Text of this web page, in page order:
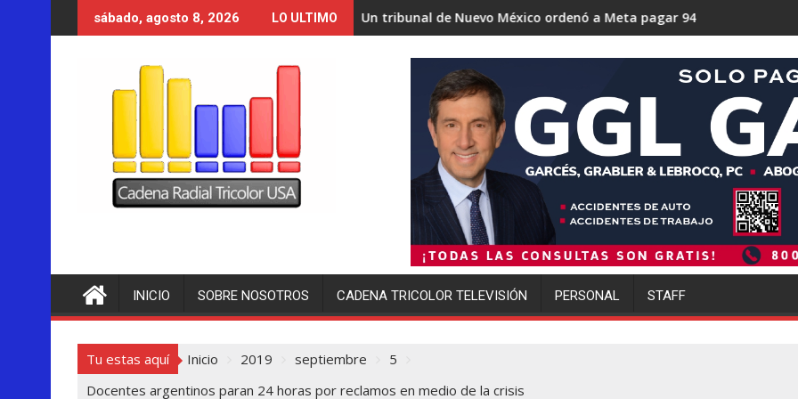
al
sábado, agosto 8, 2026 LO ULTIMO
Un tribunal de Nuevo México ordenó a Meta pagar 942 millones de dólares por los
Trump se acerca a lograr la
INICIO SOBRE NOSOTROS CADENA TRICOLOR TELEVISIÓN PERSONAL STAFF
Tu estas aquí Inicio 2019 septiembre
5
Docentes argentinos paran 24 horas por reclamos en medio de la crisis